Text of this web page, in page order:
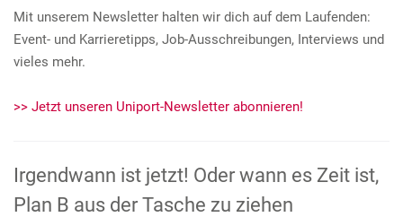
Mit unserem Newsletter halten wir dich auf dem Laufenden:
Event- und Karrieretipps, Job-Ausschreibungen, Interviews und
vieles mehr.
>> Jetzt unseren Uniport-Newsletter abonnieren!
Irgendwann ist jetzt! Oder wann es Zeit ist,
Plan B aus der Tasche zu ziehen